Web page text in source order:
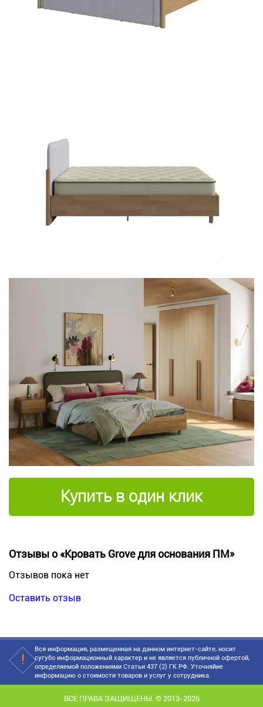
Купить в один клик
Отзывы о «Кровать Grove для основания ПМ»
Отзывов пока нет
Оставить отзыв
Вся информация, размещенная на данном интернет-сайте, носит
сугубо информационный характер и не является публичной офертой,
определяемой положениями Статьи 437 (2) ГК РФ. Уточняйие
информацию о стоимости товаров и услуг у сотрудника.
ВСЕ ПРАВА ЗАЩИЩЕНЫ. © 2013-2026